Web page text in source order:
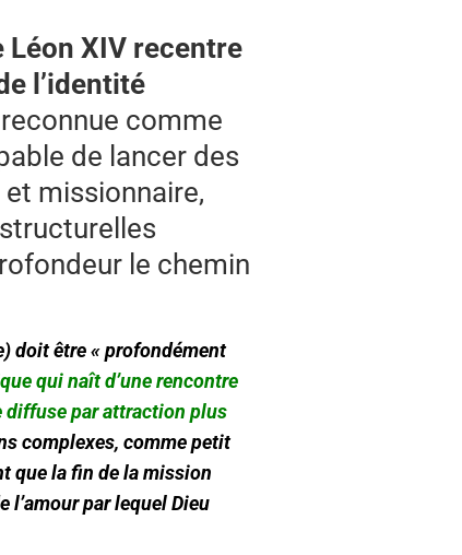
Léon XIV recentre
l’identité
comme
de lancer des
missionnaire,
le chemin
doit être « profondément
qui naît d’une rencontre
diffuse par attraction plus
complexes, comme petit
que la fin de la mission
l’amour par lequel Dieu